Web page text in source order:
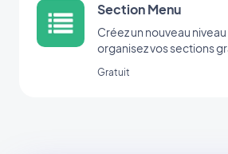
Section Menu
Créez un nouveau
organisez vos sections
Gratuit